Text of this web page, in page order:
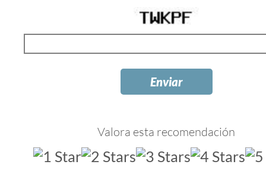
Valora esta recomendación